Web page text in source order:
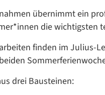
übernimmt ein
die wichtigsten
finden im Julius-
drei Bausteinen: